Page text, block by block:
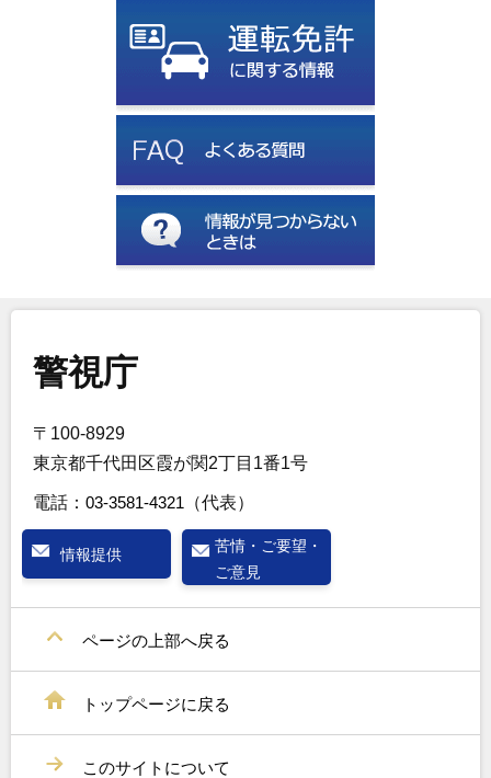
警視庁
〒100-8929
東京都千代田区霞が関2丁目1番1号
電話： 03-3581-4321 （代表）
情報提供
苦情・ご要望・
ご意見
ページの上部へ戻る
トップページに戻る
このサイトについて